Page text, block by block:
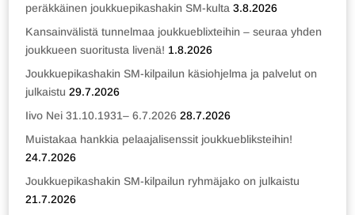
peräkkäinen joukkuepikashakin SM-kulta 3.8.2026
Kansainvälistä tunnelmaa joukkueblixteihin – seuraa yhden
joukkueen suoritusta livenä! 1.8.2026
Joukkuepikashakin SM-kilpailun käsiohjelma ja palvelut on
julkaistu 29.7.2026
Iivo Nei 31.10.1931– 6.7.2026 28.7.2026
Muistakaa hankkia pelaajalisenssit joukkuebliksteihin!
24.7.2026
Joukkuepikashakin SM-kilpailun ryhmäjako on julkaistu
21.7.2026